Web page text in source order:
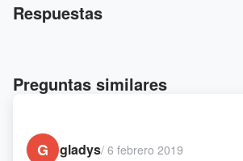
Respuestas
Preguntas similares
G
gladys/ 6 febrero 2019